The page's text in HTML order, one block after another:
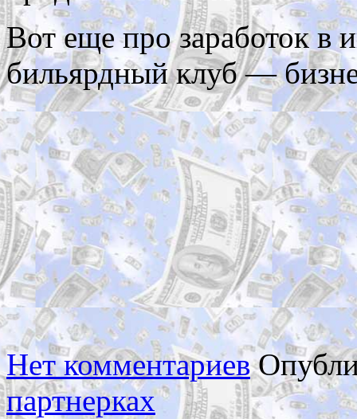
Вот еще про заработок в
бильярдный клуб —
Нет комментариев
партнерках